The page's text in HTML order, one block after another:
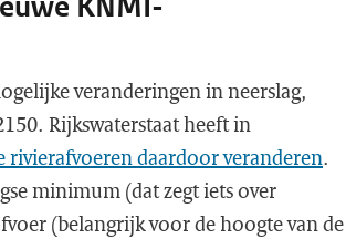
veranderingen in neerslag,
Rijkswaterstaat heeft in
rivierafvoeren daardoor veranderen.
minimum (dat zegt iets over
(belangrijk voor de hoogte van de